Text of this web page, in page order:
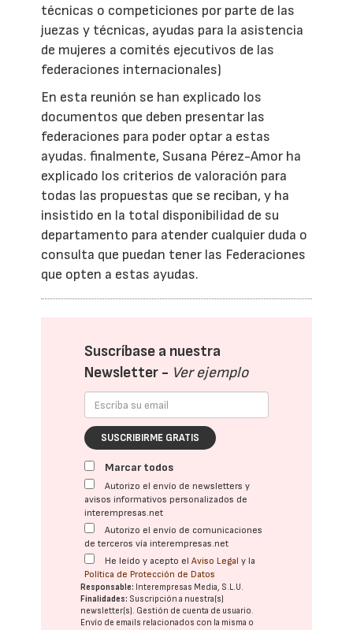
técnicas o competiciones por parte de las
juezas y técnicas, ayudas para la asistencia
de mujeres a comités ejecutivos de las
federaciones internacionales)
En esta reunión se han explicado los
documentos que deben presentar las
federaciones para poder optar a estas
ayudas. finalmente, Susana Pérez-Amor ha
explicado los criterios de valoración para
todas las propuestas que se reciban, y ha
insistido en la total disponibilidad de su
departamento para atender cualquier duda o
consulta que puedan tener las Federaciones
que opten a estas ayudas.
Suscríbase a nuestra
Newsletter - Ver ejemplo
SUSCRIBIRME GRATIS
Marcar todos
Autorizo el envío de newsletters y
avisos informativos personalizados de
interempresas.net
Autorizo el envío de comunicaciones
de terceros vía interempresas.net
He leído y acepto elAviso Legal y la
Política de Protección de Datos
Responsable: Interempresas Media, S.L.U.
Finalidades: Suscripción a nuestra(s)
newsletter(s). Gestión de cuenta de usuario.
Envío de emails relacionados con la misma o